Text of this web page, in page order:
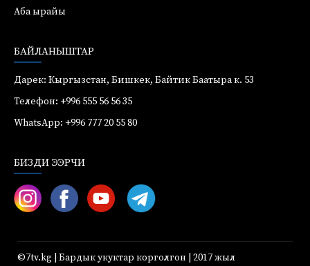
Аба ырайы
БАЙЛАНЫШТАР
Дарек: Кыргызстан, Бишкек, Байтик Баатыра к. 53
Телефон: +996 555 56 56 35
WhatsApp: +996 777 20 55 80
БИЗДИ ЭЭРЧИ
©7tv.kg | Бардык укуктар корголгон | 2017 жыл